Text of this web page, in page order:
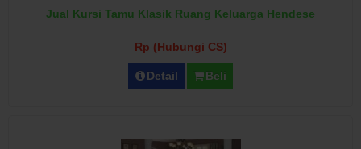
Jual Kursi Tamu Klasik Ruang Keluarga Hendese
Rp (Hubungi CS)
Detail Beli